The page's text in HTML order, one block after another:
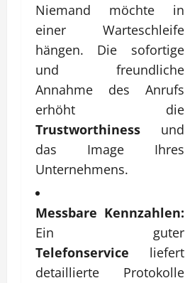
Niemand möchte in
einer Warteschleife
hängen. Die sofortige
und freundliche
Annahme des Anrufs
erhöht die
Trustworthiness und
das Image Ihres
Unternehmens.
Messbare Kennzahlen:
Ein guter
Telefonservice liefert
detaillierte Protokolle